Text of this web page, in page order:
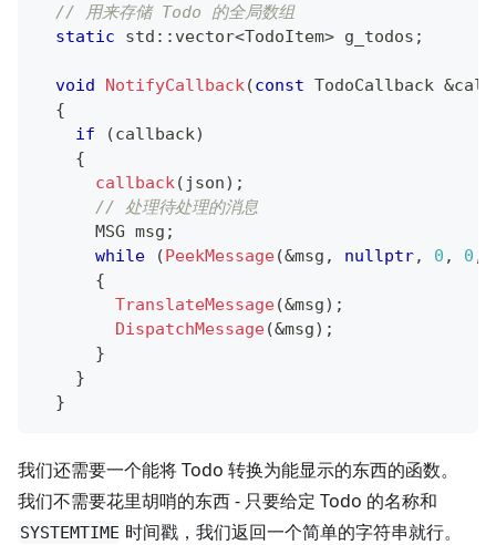
// 用来存储 Todo 的全局数组
static std :: vector<TodoItem> g_todos ;
void NotifyCallback(const TodoCallback &
{
if
(callback)
{
callback( json) ;
// 处理待处理的消息
      MSG msg
;
while
(PeekMessage(&msg , nullptr, 0 , 0 ,
{
TranslateMessage(&msg) ;
DispatchMessage(&msg) ;
}
}
}
我们还需要一个能将 Todo 转换为能显示的东西的函数。
我们不需要花里胡哨的东西 - 只要给定 Todo 的名称和
SYSTEMTIME 时间戳，我们返回一个简单的字符串就行。